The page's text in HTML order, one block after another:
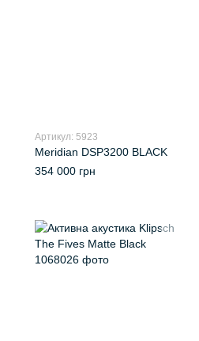
Артикул: 5923
Meridian DSP3200 BLACK
354 000 грн